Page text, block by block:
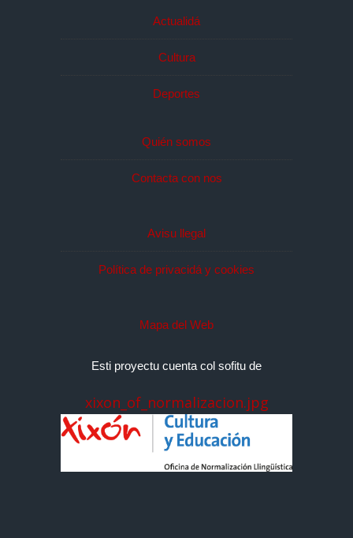
Actualidá
Cultura
Deportes
Quién somos
Contacta con nos
Avisu llegal
Política de privacidá y cookies
Mapa del Web
Esti proyectu cuenta col sofitu de
xixon_of_normalizacion.jpg